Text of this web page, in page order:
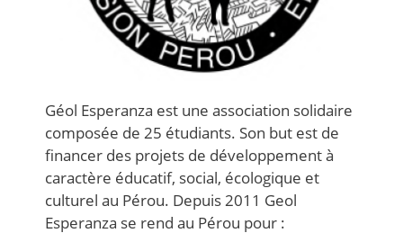
Géol Esperanza est une association solidaire
composée de 25 étudiants. Son but est de
financer des projets de développement à
caractère éducatif, social, écologique et
culturel au Pérou. Depuis 2011 Geol
Esperanza se rend au Pérou pour :